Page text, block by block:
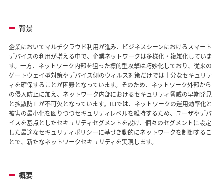
背景
企業においてマルチクラウド利用が進み、ビジネスシーンにおけるスマート
デバイスの利用が増える中で、企業ネットワークは多様化・複雑化していま
す。一方、ネットワーク内部を狙った標的型攻撃は巧妙化しており、従来の
ゲートウェイ型対策やデバイス側のウィルス対策だけでは十分なセキュリテ
ィを確保することが困難となっています。そのため、ネットワーク外部から
の侵入防止に加え、ネットワーク内部におけるセキュリティ脅威の早期発見
と拡散防止が不可欠となっています。IIJでは、ネットワークの運用効率化と
被害の最小化を図りつつセキュリティレベルを維持するため、ユーザやデバ
イスを基点としたセキュリティセグメントを設け、個々のセグメントに設定
した最適なセキュリティポリシーに基づき動的にネットワークを制御するこ
とで、新たなネットワークセキュリティを実現します。
概要